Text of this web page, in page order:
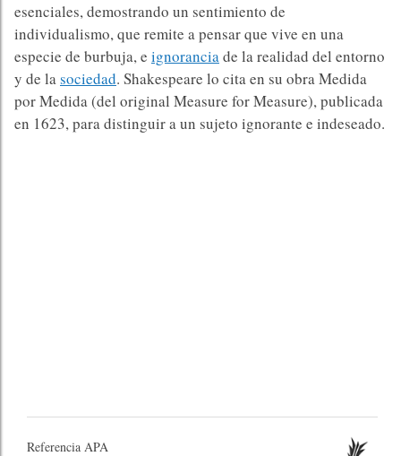
esenciales, demostrando un sentimiento de
individualismo, que remite a pensar que vive en una
especie de burbuja, e ignoranciade la realidad del entorno
y de lasociedad. Shakespeare lo cita en su obra Medida
por Medida (del original Measure for Measure), publicada
en 1623, para distinguir a un sujeto ignorante e indeseado.
Referencia APA